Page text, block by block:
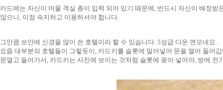
카드에는 자신이 머물 객실 층이 입력 되어 있기 때문에, 반드시 자신이 배정
않으니, 이점 숙지하고 이용하셔야 합니다.
그만큼 보안에 신경을 많이 쓴 호텔이라 할 수 있습니다. 5성급 다운 면모네요.
요즘 대부분의 호텔들이 그렇듯이, 카드키를 슬롯에 밀어넣어 문을 열어 들어
문열고 들어가서, 카드키는 사진에 보이는 것처럼 슬롯에 꽂아 넣어야, 방에